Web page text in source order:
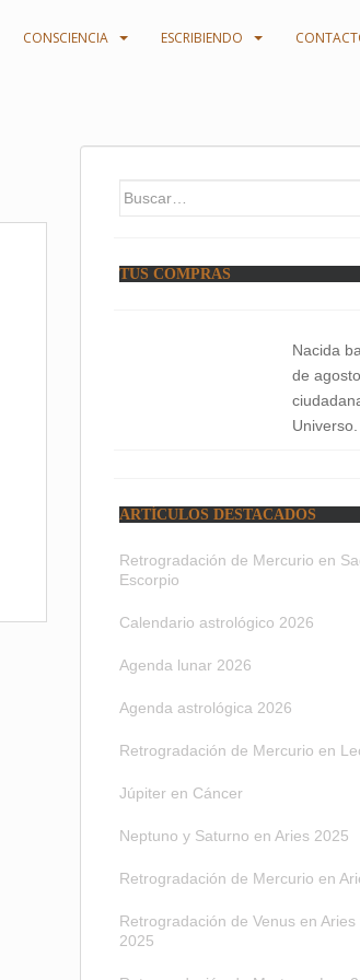
CONSCIENCIA ESCRIBIENDO
Buscar:
TUS COMPRAS
Nacida
de agosto,
Universo.
ARTÍCULOS DESTACADOS
Retrogradación de Mercurio en
Escorpio
Calendario astrológico 2026
Agenda lunar 2026
Agenda astrológica 2026
Retrogradación de Mercurio en
Júpiter en Cáncer
Neptuno y Saturno en Aries 2025
Retrogradación de Mercurio en
Retrogradación de Venus en Aries
2025